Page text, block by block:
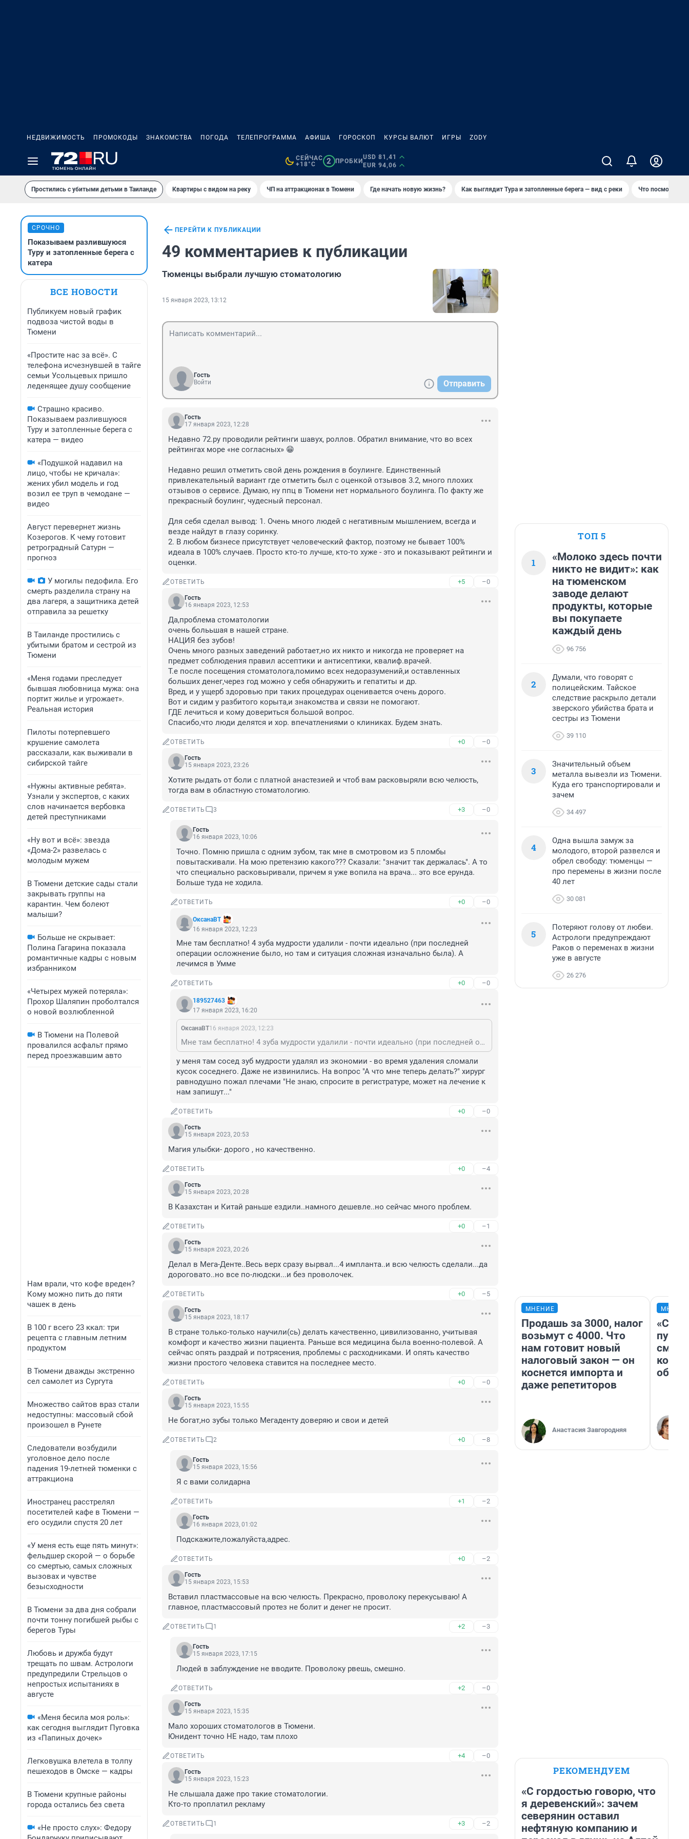
НЕДВИЖИМОСТЬ ПРОМОКОДЫ ЗНАКОМСТВА ПОГОДА ТЕЛЕПРОГРАММА АФИША ГОРОСКОП КУРСЫ ВАЛЮТ ИГРЫ ZODY
СЕЙЧАС
+18°C
2 ПРОБКИ
USD 81,41
EUR 94,06
Простились с убитыми детьми в Таиланде Квартиры с видом на реку ЧП на аттракционах в Тюмени Где начать новую жизнь? Как выглядит Тура и затопленные берега — вид с реки Что посмотреть
СРОЧНО
Показываем разлившуюся
Туру и затопленные берега с
катера
ВСЕ НОВОСТИ
Публикуем новый график
подвоза чистой воды в
Тюмени
«Простите нас за всё». С
телефона исчезнувшей в тайге
семьи Усольцевых пришло
леденящее душу сообщение
Страшно красиво.
Показываем разлившуюся
Туру и затопленные берега с
катера — видео
«Подушкой надавил на
лицо, чтобы не кричала»:
жених убил модель и год
возил ее труп в чемодане —
видео
Август перевернет жизнь
Козерогов. К чему готовит
ретроградный Сатурн —
прогноз
У могилы педофила. Его
смерть разделила страну на
два лагеря, а защитника детей
отправила за решетку
В Таиланде простились с
убитыми братом и сестрой из
Тюмени
«Меня годами преследует
бывшая любовница мужа: она
портит жилье и угрожает».
Реальная история
Пилоты потерпевшего
крушение самолета
рассказали, как выживали в
сибирской тайге
«Нужны активные ребята».
Узнали у экспертов, с каких
слов начинается вербовка
детей преступниками
«Ну вот и всё»: звезда
«Дома-2» развелась с
молодым мужем
В Тюмени детские сады стали
закрывать группы на
карантин. Чем болеют
малыши?
Больше не скрывает:
Полина Гагарина показала
романтичные кадры с новым
избранником
«Четырех мужей потеряла»:
Прохор Шаляпин проболтался
о новой возлюбленной
В Тюмени на Полевой
провалился асфальт прямо
перед проезжавшим авто
Нам врали, что кофе вреден?
Кому можно пить до пяти
чашек в день
В 100 г всего 23 ккал: три
рецепта с главным летним
продуктом
В Тюмени дважды экстренно
сел самолет из Сургута
Множество сайтов враз стали
недоступны: массовый сбой
произошел в Рунете
Следователи возбудили
уголовное дело после
падения 19-летней тюменки с
аттракциона
Иностранец расстрелял
посетителей кафе в Тюмени —
его осудили спустя 20 лет
«У меня есть еще пять минут»:
фельдшер скорой — о борьбе
со смертью, самых сложных
вызовах и чувстве
безысходности
В Тюмени за два дня собрали
почти тонну погибшей рыбы с
берегов Туры
Любовь и дружба будут
трещать по швам. Астрологи
предупредили Стрельцов о
непростых испытаниях в
августе
«Меня бесила моя роль»:
как сегодня выглядит Пуговка
из «Папиных дочек»
Легковушка влетела в толпу
пешеходов в Омске — кадры
В Тюмени крупные районы
города остались без света
«Не просто слух»: Федору
ПЕРЕЙТИ К ПУБЛИКАЦИИ
49 комментариев к публикации
Тюменцы выбрали лучшую стоматологию
15 января 2023, 13:12
Гость
Войти
Отправить
Гость
17 января 2023, 12:28
Недавно 72.ру проводили рейтинги шавух, роллов. Обратил внимание, что во всех
рейтингах море «не согласных» 😁
Недавно решил отметить свой день рождения в боулинге. Единственный
привлекательный вариант где отметить был с оценкой отзывов 3.2, много плохих
отзывов о сервисе. Думаю, ну ппц в Тюмени нет нормального боулинга. По факту же
прекрасный боулинг, чудесный персонал.
Для себя сделал вывод: 1. Очень много людей с негативным мышлением, всегда и
везде найдут в глазу соринку.
2. В любом бизнесе присутствует человеческий фактор, поэтому не бывает 100%
идеала в 100% случаев. Просто кто-то лучше, кто-то хуже - это и показывают рейтинги и
оценки.
ОТВЕТИТЬ +5 –0
Гость
16 января 2023, 12:53
Да,проблема стоматологии
очень болььшая в нашей стране.
НАЦИЯ без зубов!
Очень много разных заведений работает,но их никто и никогда не проверяет на
предмет соблюдения правил ассептики и антисептики, квалиф.врачей.
Т.е после посещения стоматолога,помимо всех недоразумений,и оставленных
больших денег,через год можно у себя обнаружить и гепатиты и др.
Вред, и у ущерб здоровью при таких процедурах оценивается очень дорого.
Вот и сидим у разбитого корыта,и знакомства и связи не помогают.
ГДЕ лечиться и кому довериться большой вопрос.
Спасибо,что люди делятся и хор. впечатлениями о клиниках. Будем знать.
ОТВЕТИТЬ +0 –0
Гость
15 января 2023, 23:26
Хотите рыдать от боли с платной анастезией и чтоб вам расковыряли всю челюсть,
тогда вам в областную стоматологию.
ОТВЕТИТЬ 3 +3 –0
Гость
16 января 2023, 10:06
Точно. Помню пришла с одним зубом, так мне в смотровом из 5 пломбы
повытаскивали. На мою претензию какого??? Сказали: "значит так держалась". А то
что специально расковыривали, причем я уже вопила на врача... это все ерунда.
Больше туда не ходила.
ОТВЕТИТЬ +0 –0
ОксанаВТ
16 января 2023, 12:23
Мне там бесплатно! 4 зуба мудрости удалили - почти идеально (при последней
операции осложнение было, но там и ситуация сложная изначально была). А
лечимся в Умме
ОТВЕТИТЬ +0 –0
189527463
17 января 2023, 16:20
ОксанаВТ16 января 2023, 12:23
Мне там бесплатно! 4 зуба мудрости удалили - почти идеально (при последней операции осложнение было, но там и ситуация сложная изначально была). А лечимся в Умме
у меня там сосед зуб мудрости удалял из экономии - во время удаления сломали
кусок соседнего. Даже не извинились. На вопрос "А что мне теперь делать?" хирург
равнодушно пожал плечами "Не знаю, спросите в регистратуре, может на лечение к
нам запишут..."
ОТВЕТИТЬ +0 –0
Гость
15 января 2023, 20:53
Магия улыбки- дорого , но качественно.
ОТВЕТИТЬ +0 –4
Гость
15 января 2023, 20:28
В Казахстан и Китай раньше ездили..намного дешевле..но сейчас много проблем.
ОТВЕТИТЬ +0 –1
Гость
15 января 2023, 20:26
Делал в Мега-Денте..Весь верх сразу вырвал...4 импланта..и всю челюсть сделали...да
дороговато..но все по-людски...и без проволочек.
ОТВЕТИТЬ +0 –5
Гость
15 января 2023, 18:17
В стране только-только научили(сь) делать качественно, цивилизованно, учитывая
комфорт и качество жизни пациента. Раньше вся медицина была военно-полевой. А
сейчас опять раздрай и потрясения, проблемы с расходниками. И опять качество
жизни простого человека ставится на последнее место.
ОТВЕТИТЬ +0 –0
Гость
15 января 2023, 15:55
Не богат,но зубы только Мегаденту доверяю и свои и детей
ОТВЕТИТЬ 2 +0 –8
Гость
15 января 2023, 15:56
Я с вами солидарна
ОТВЕТИТЬ +1 –2
Гость
16 января 2023, 01:02
Подскажите,пожалуйста,адрес.
ОТВЕТИТЬ +0 –2
Гость
15 января 2023, 15:53
Вставил пластмассовые на всю челюсть. Прекрасно, проволоку перекусываю! А
главное, пластмассовый протез не болит и денег не просит.
ОТВЕТИТЬ 1 +2 –3
Гость
15 января 2023, 17:15
Людей в заблуждение не вводите. Проволоку рвешь, смешно.
ОТВЕТИТЬ +2 –0
Гость
15 января 2023, 15:35
Мало хороших стоматологов в Тюмени.
Юнидент точно НЕ надо, там плохо
ОТВЕТИТЬ +4 –0
Гость
15 января 2023, 15:23
Не слышала даже про такие стоматологии.
Кто-то проплатил рекламу
ОТВЕТИТЬ 1 +3 –2
ТОП 5
1
«Молоко здесь почти
никто не видит»: как
на тюменском
заводе делают
продукты, которые
вы покупаете
каждый день
96 756
2
Думали, что говорят с
полицейским. Тайское
следствие раскрыло детали
зверского убийства брата и
сестры из Тюмени
39 110
3
Значительный объем
металла вывезли из Тюмени.
Куда его транспортировали и
зачем
34 497
4
Одна вышла замуж за
молодого, второй развелся и
обрел свободу: тюменцы —
про перемены в жизни после
40 лет
30 081
5
Потеряют голову от любви.
Астрологи предупреждают
Раков о переменах в жизни
уже в августе
26 276
МНЕНИЕ
Продашь за 3000, налог
возьмут с 4000. Что
нам готовит новый
налоговый закон — он
коснется импорта и
даже репетиторов
Анастасия Завгородняя
РЕКОМЕНДУЕМ
«С гордостью говорю, что
я деревенский»: зачем
северянин оставил
нефтяную компанию и